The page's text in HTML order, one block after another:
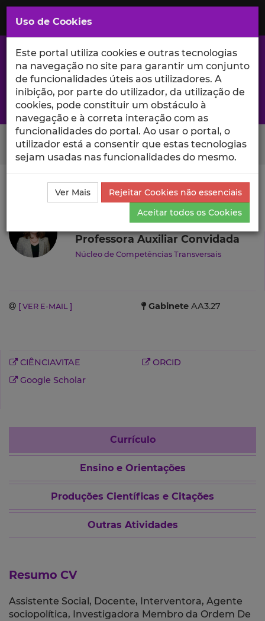
Saltar
para
Conteúdo
Principal
A excelência da investigação e ciência no Iscte
Search Button
Ciência_Iscte Autores Vanda Ramalho Currículo
Vanda Ramalho
Professora Auxiliar Convidada
Núcleo de Competências Transversais
[ VER E-MAIL ] Gabinete AA3.27
CIÊNCIAVITAE
ORCID
Google Scholar
Currículo
Ensino e Orientações
Produções Científicas e Citações
Outras Atividades
Resumo CV
Assistente Social, Docente, Interventora, Agente
sociopolítica, Investigadora Membro da Ordem De
Uso de Cookies
Este portal utiliza cookies e outras tecnologias
na navegação no site para garantir um conjunto
de funcionalidades úteis aos utilizadores. A
inibição, por parte do utilizador, da utilização de
cookies, pode constituir um obstáculo à
navegação e à correta interação com as
funcionalidades do portal. Ao usar o portal, o
utilizador está a consentir que estas tecnologias
sejam usadas nas funcionalidades do mesmo.
Ver Mais
Rejeitar Cookies não essenciais
Aceitar todos os Cookies